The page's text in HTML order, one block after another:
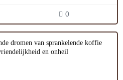
0
dromen van sprankelende koffie
en onheil